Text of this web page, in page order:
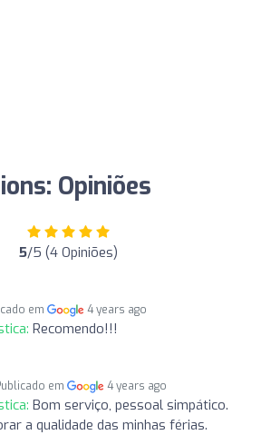
Opiniões
5/5 (4 Opiniões)
em 4 years ago
Recomendo!!!
em 4 years ago
Bom serviço, pessoal simpático.
a qualidade das minhas férias.